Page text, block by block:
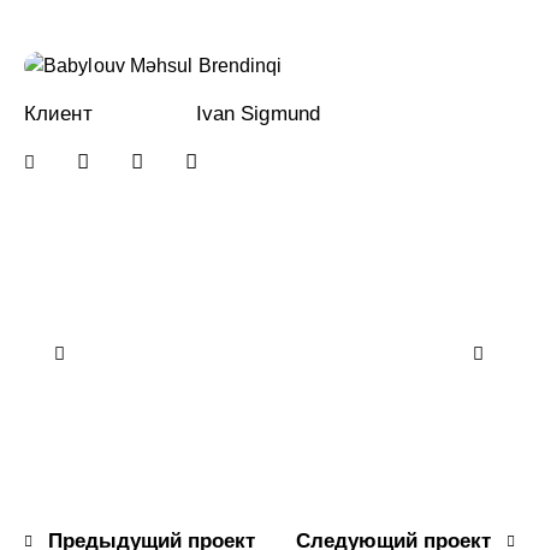
Клиент Ivan Sigmund
Предыдущий проект Следующий проект